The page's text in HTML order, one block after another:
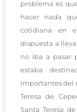
problema es
hacer nada
cotidiana en
dispuesta a
no iba a pasar
estaba
importantes del
Teresa de
Santa Teresa